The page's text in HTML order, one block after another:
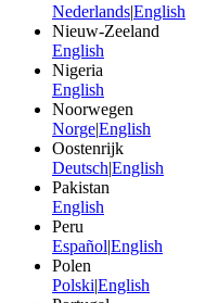
Nederlands|English
Nieuw-Zeeland
English
Nigeria
English
Noorwegen
Norge|English
Oostenrijk
Deutsch|English
Pakistan
English
Peru
Español|English
Polen
Polski|English